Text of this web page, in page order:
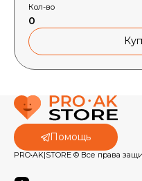
Кол-во
0
Помощь
PRO•AK|STORE © Все права